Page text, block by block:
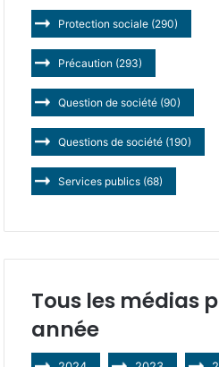
Protection sociale (290)
Précaution (293)
Question de société (90)
Questions de société (190)
Services publics (68)
Tous les médias
année